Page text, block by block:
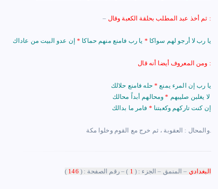
– ‏ثم أخذ عبد المطلب بحلقة الكعبة وقال :
يا رب لا أرجو لهم سواكا * يا رب فامنع منهم حماكا * إن عدو البيت من عاداك
ومن المعروف أيضا أنه قال :
يا رب إن المرء يمنع * حله فامنع حلالك
لا يغلبن صليبهم *
ومحالهم أبداً محالك
إن كنت تاركهم وكعبتنا * فامر ما بدالك
والمحال : العقوبة ، ثم خرج مع القوم وخلوا مكة.
البغدادي – المنمق – الجزء : ( 1 ) – رقم الصفحة : ( 146
)